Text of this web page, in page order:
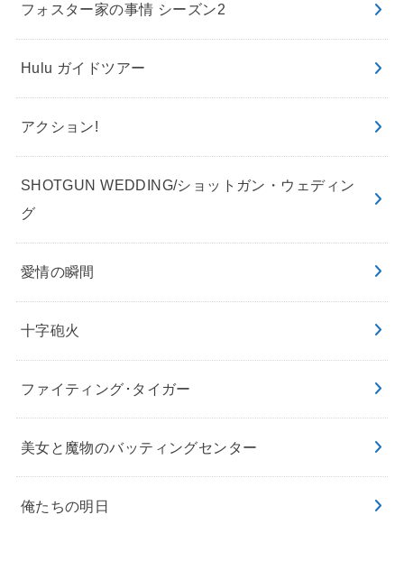
フォスター家の事情 シーズン2
Hulu ガイドツアー
アクション!
SHOTGUN WEDDING/ショットガン・ウェディン
グ
愛情の瞬間
十字砲火
ファイティング･タイガー
美女と魔物のバッティングセンター
俺たちの明日